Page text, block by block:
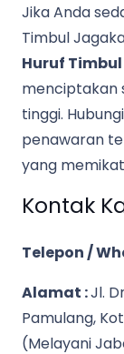
Jika Anda
Timbul
Huruf Timbul
menciptakan
tinggi.
penawaran
yang
Kontak
Telepon /
Alamat :Jl.
Pamulang,
(Melayani